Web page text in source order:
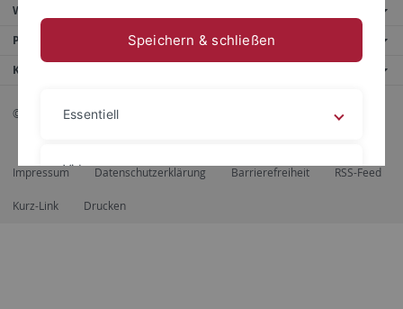
Weitere Angebote
Portale
Kontaktinfo
© 2026 Eberhard Karls Universität Tübingen, Tübingen
Impressum Datenschutzerklärung Barrierefreiheit RSS-Feed
Kurz-Link Drucken
Speichern & schließen
Essentiell
Videos